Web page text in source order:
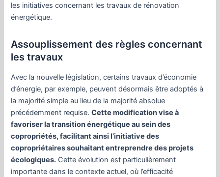
les initiatives concernant les travaux de rénovation
énergétique.
Assouplissement des règles concernant
les travaux
Avec la nouvelle législation, certains travaux d’économie
d’énergie, par exemple, peuvent désormais être adoptés à
la majorité simple au lieu de la majorité absolue
précédemment requise.Cette modification vise à
favoriser la transition énergétique au sein des
copropriétés, facilitant ainsi l’initiative des
copropriétaires souhaitant entreprendre des projets
écologiques. Cette évolution est particulièrement
importante dans le contexte actuel, où l’efficacité